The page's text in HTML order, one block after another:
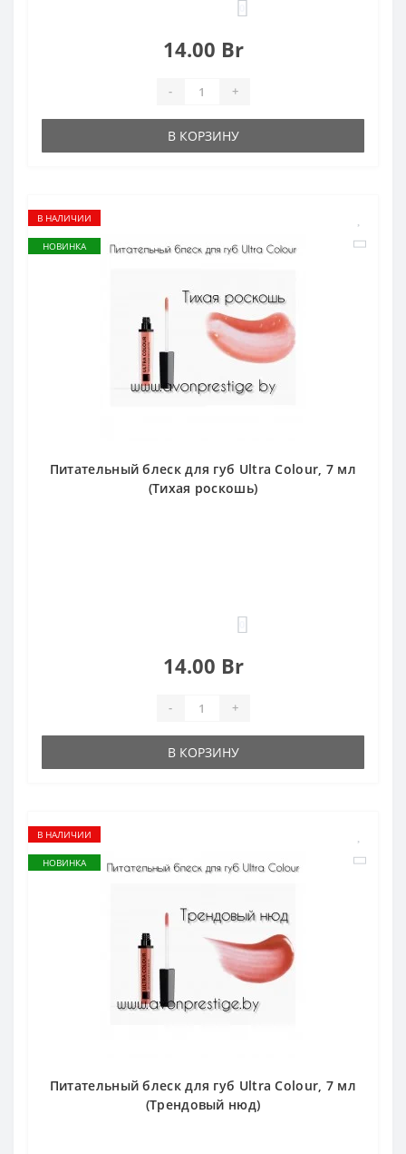
14.00 Br
- +
В КОРЗИНУ
В НАЛИЧИИ
НОВИНКА
Питательный блеск для губ Ultra Colour, 7 мл
(Тихая роскошь)
14.00 Br
- +
В КОРЗИНУ
В НАЛИЧИИ
НОВИНКА
Питательный блеск для губ Ultra Colour, 7 мл
(Трендовый нюд)